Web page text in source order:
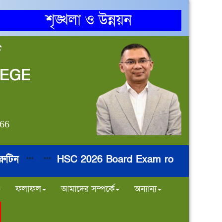
শৃঙ্খলা ও উন্নয়ন
*** *** HSC 2026 Board Exam routine
ফলাফল আমাদের সম্পর্কে অন্যান্য